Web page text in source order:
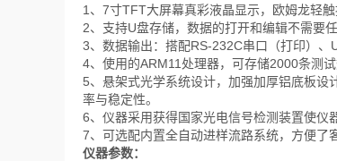
1、7寸TFT大屏幕真彩液晶显示，欧姆龙轻
2、支持U盘存储，数据的打开和编辑不需要
3、数据输出：搭配RS-232C串口（打印）、
4、使用的ARM11处理器，可存储2000条测试
5、悬架式光学系统设计，加强加厚铝底板设
率与稳定性。
6、仪器采用获得国家光电信号检测装置使仪
7、可选配内置全自动进样流路系统，方便了
仪器参数：